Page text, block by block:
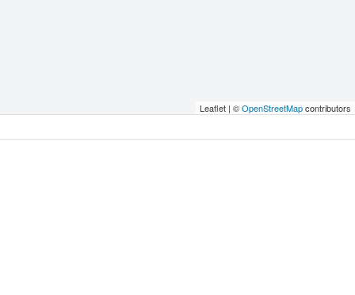
Leaflet | ©OpenStreetMapcontributors